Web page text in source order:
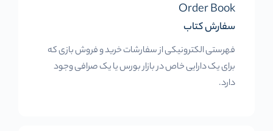
Order Book
سفارش کتاب
فهرستی الکترونیکی از سفارشات خرید و فروش بازی که
برای یک دارایی خاص در بازار بورس یا یک صرافی وجود
دارد.